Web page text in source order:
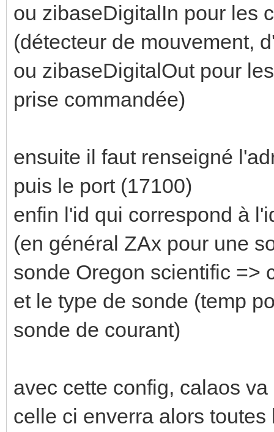
ou zibaseDigitalIn pour les
(détecteur de mouvement,
ou zibaseDigitalOut pour
prise commandée)
ensuite il faut renseigné
puis le port (17100)
enfin l'id qui correspond à
(en général ZAx pour une
sonde Oregon scientific =>
et le type de sonde (temp
sonde de courant)
avec cette config, calaos
celle ci enverra alors